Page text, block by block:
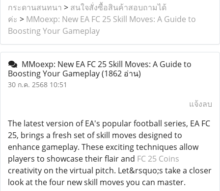
กระดานสนทนา > สนใจสั่งซื้อสินค้าสอบถามได้
ค่ะ > MMoexp: New EA FC 25 Skill Moves: A Guide to
Boosting Your Gameplay
MMoexp: New EA FC 25 Skill Moves: A Guide to
Boosting Your Gameplay(1862 อ่าน)
30 ก.ค. 2568 10:51
แจ้งลบ
The latest version of EA's popular football series, EA FC
25, brings a fresh set of skill moves designed to
enhance gameplay. These exciting techniques allow
players to showcase their flair and FC 25 Coins
creativity on the virtual pitch. Let&rsquo;s take a closer
look at the four new skill moves you can master.